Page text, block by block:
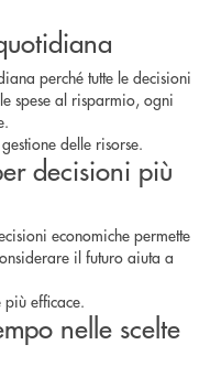
perché tutte le decisioni
spese al risparmio, ogni
delle risorse.
decisioni più
economiche permette
il futuro aiuta a
efficace.
nelle scelte